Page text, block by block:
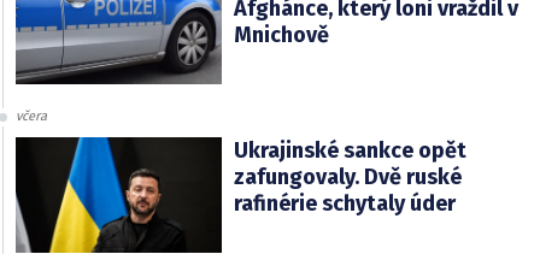
Afghánce, který loni vraždil v
Mnichově
včera
Ukrajinské sankce opět
zafungovaly. Dvě ruské
rafinérie schytaly úder